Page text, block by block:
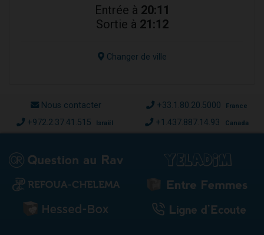
Entrée à 20:11
Sortie à 21:12
Changer de ville
Nous contacter +33.1.80.20.5000 France
+972.2.37.41.515 Israël +1.437.887.14.93 Canada